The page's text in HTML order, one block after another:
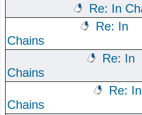
Re: In
Re: In
Chains
Re: In
Chains
Re: In
Chains